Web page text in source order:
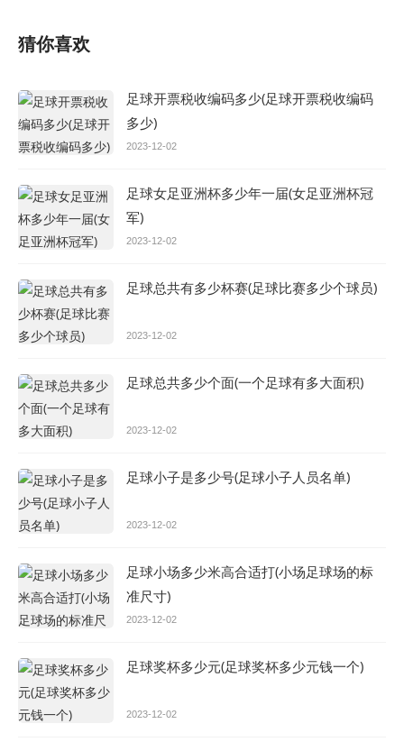
猜你喜欢
足球开票税收编码多少(足球开票税收编码
多少)
2023-12-02
足球女足亚洲杯多少年一届(女足亚洲杯冠
军)
2023-12-02
足球总共有多少杯赛(足球比赛多少个球员)
2023-12-02
足球总共多少个面(一个足球有多大面积)
2023-12-02
足球小子是多少号(足球小子人员名单)
2023-12-02
足球小场多少米高合适打(小场足球场的标
准尺寸)
2023-12-02
足球奖杯多少元(足球奖杯多少元钱一个)
2023-12-02